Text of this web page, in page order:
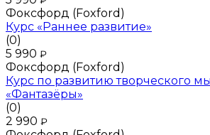
Фоксфорд (Foxford)
Курс «Раннее развитие»
(0)
5 990 ₽
Фоксфорд (Foxford)
Курс по развитию творческого
«Фантазёры»
(0)
2 990 ₽